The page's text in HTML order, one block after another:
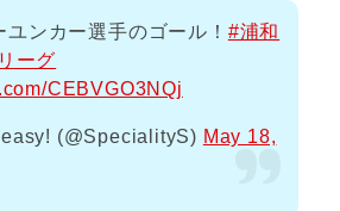
ユンカー選手のゴール！ #浦和
ーグ
CEBVGO3NQj
(@SpecialityS) May 18,